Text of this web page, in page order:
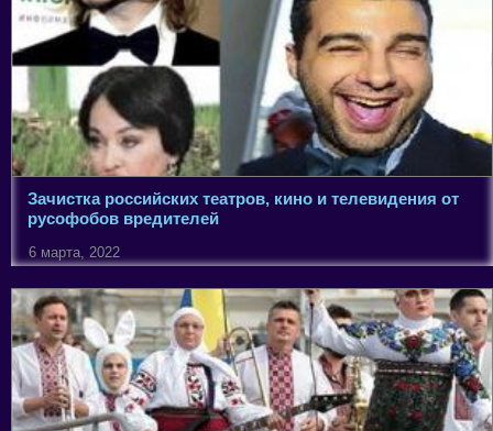
Зачистка российских театров, кино и телевидения от
русофобов вредителей
6 марта, 2022